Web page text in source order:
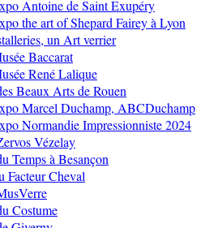
Antoine de Saint Exupéry
the art of Shepard Fairey à Lyon
un Art verrier
Baccarat
René Lalique
Beaux Arts de Rouen
Marcel Duchamp, ABCDuchamp
Normandie Impressionniste 2024
Vézelay
Temps à Besançon
Facteur Cheval
Costume